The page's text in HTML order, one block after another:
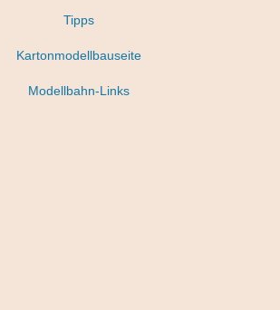
Tipps
Kartonmodellbauseite
Modellbahn-Links